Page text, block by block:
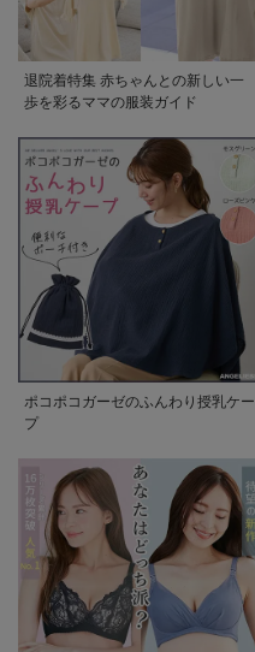
退院着特集 赤ちゃんとの新しい一
歩を彩るママの服装ガイド
ポコポコガーゼのふんわり授乳ケー
プ